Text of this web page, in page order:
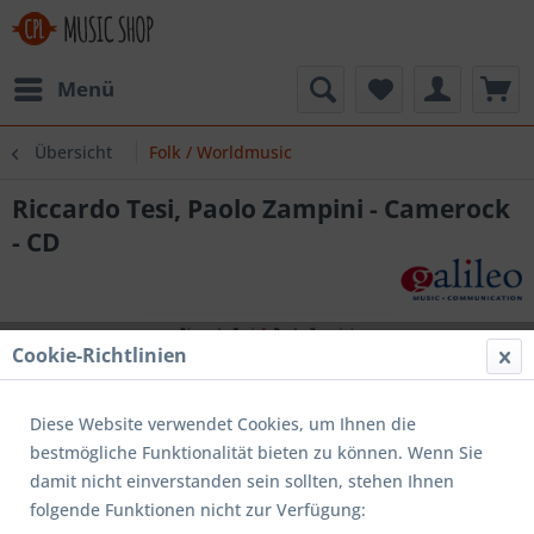
Menü
Übersicht Folk / Worldmusic
Riccardo Tesi, Paolo Zampini - Camerock
- CD
Cookie-Richtlinien
Diese Website verwendet Cookies, um Ihnen die
bestmögliche Funktionalität bieten zu können. Wenn Sie
damit nicht einverstanden sein sollten, stehen Ihnen
folgende Funktionen nicht zur Verfügung: